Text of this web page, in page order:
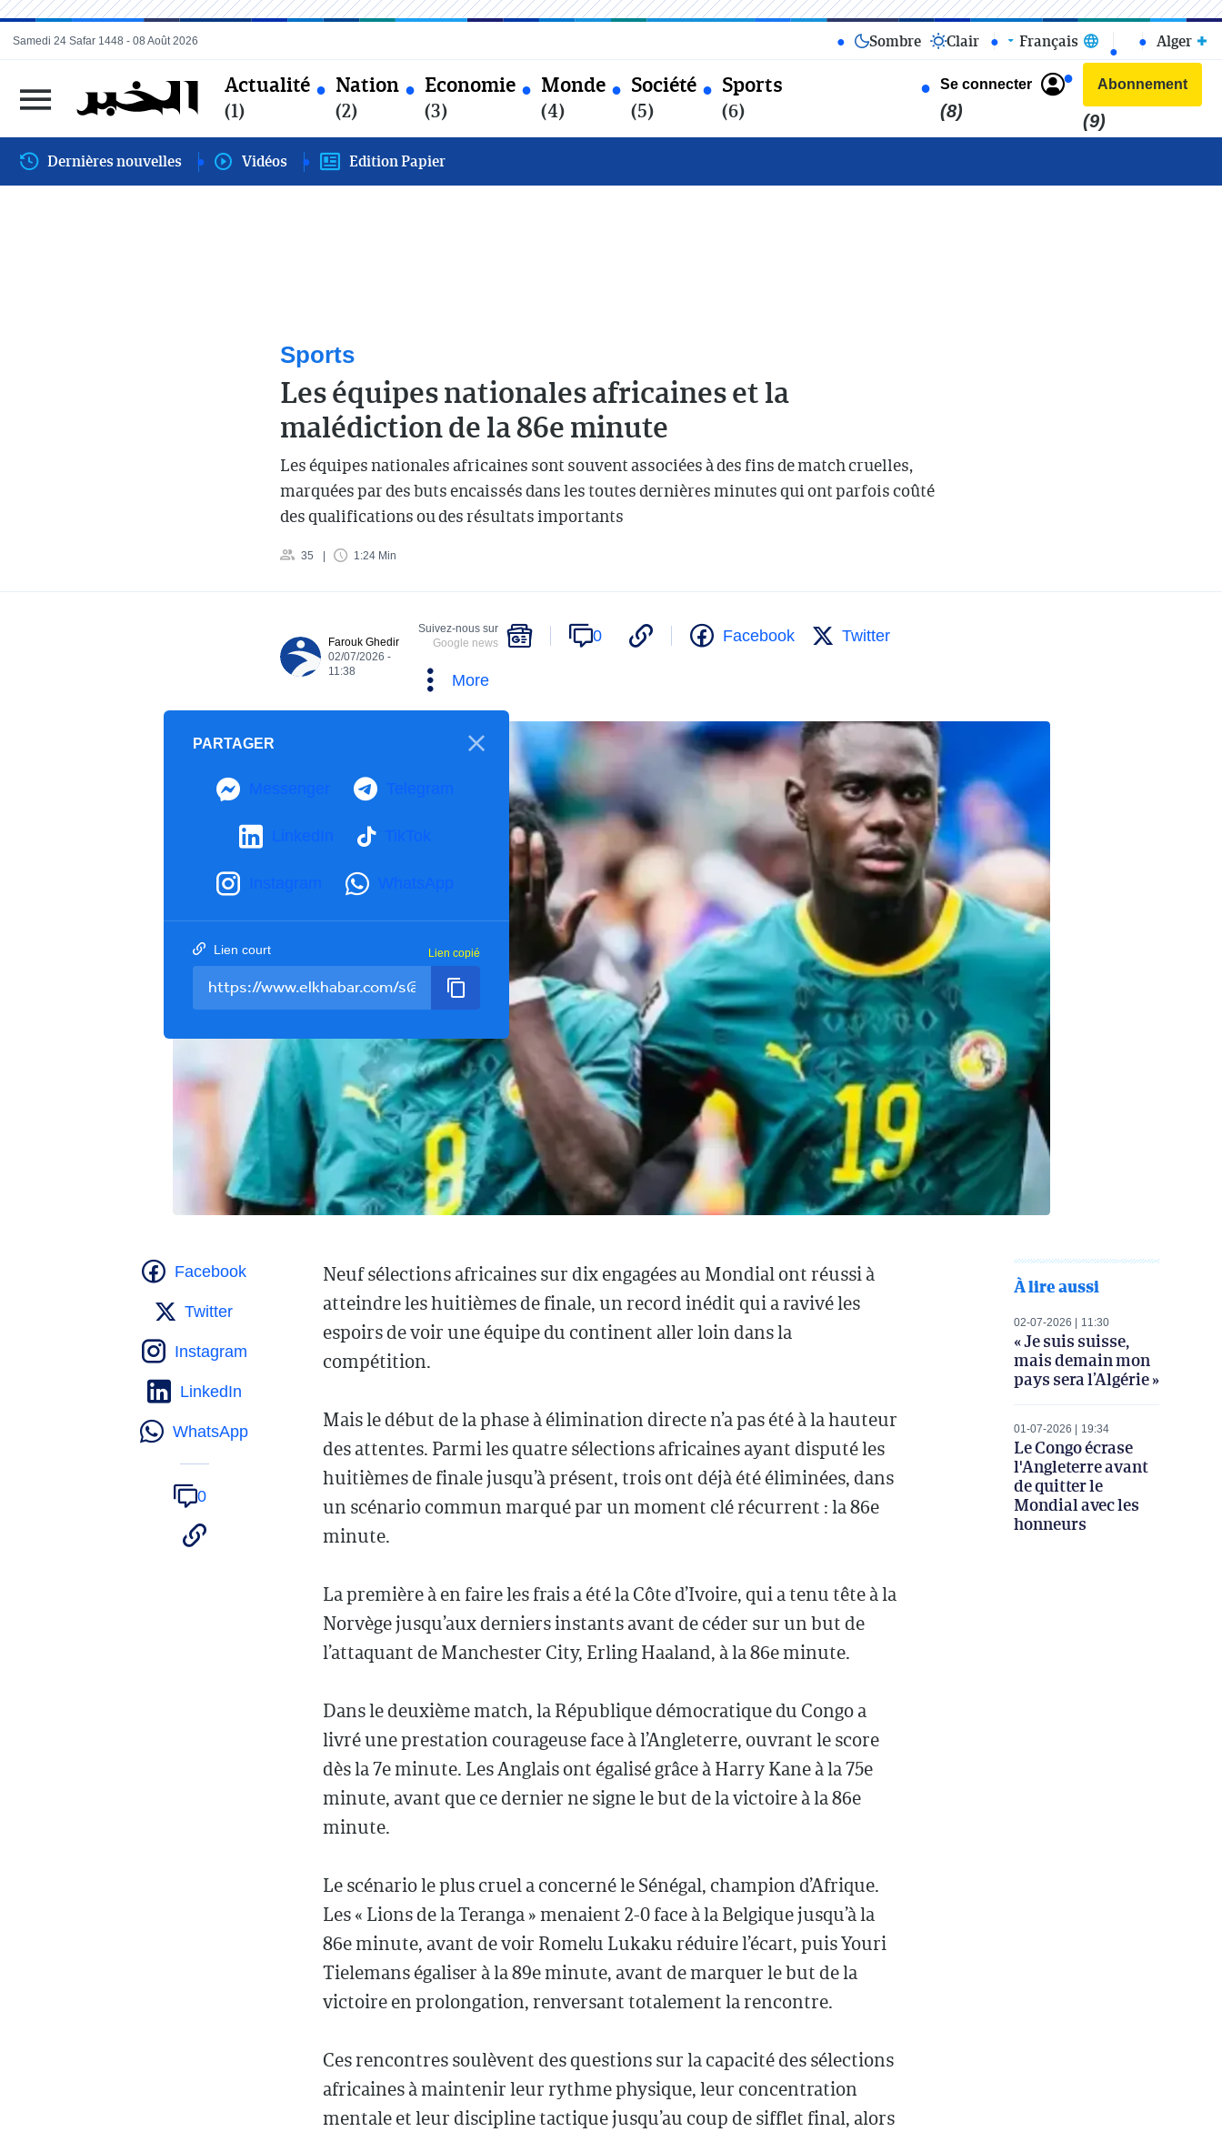
Actualité
(1)
Nation
(2)
Economie
(3)
Monde
(4)
Société
(5)
Sports
(6)
Se connecter
(8)
Abonnement
(9)
Samedi 24 Safar 1448 - 08 Août 2026 Sombre Clair Français Alger
Dernières nouvelles Vidéos Edition Papier
Sports
Les équipes nationales africaines et la
malédiction de la 86e minute
Les équipes nationales africaines sont souvent associées à des fins de match cruelles,
marquées par des buts encaissés dans les toutes dernières minutes qui ont parfois coûté
des qualifications ou des résultats importants
35 1:24 Min
Farouk Ghedir
02/07/2026 -
11:38
Suivez-nous sur
Google news
0 Facebook Twitter
More
PARTAGER
Messenger Telegram
LinkedIn TikTok
Instagram WhatsApp
Lien court Lien copié
Neuf sélections africaines sur dix engagées au Mondial ont réussi à
atteindre les huitièmes de finale, un record inédit qui a ravivé les
espoirs de voir une équipe du continent aller loin dans la
compétition.
Mais le début de la phase à élimination directe n’a pas été à la hauteur
des attentes. Parmi les quatre sélections africaines ayant disputé les
huitièmes de finale jusqu’à présent, trois ont déjà été éliminées, dans
un scénario commun marqué par un moment clé récurrent : la 86e
minute.
La première à en faire les frais a été la Côte d’Ivoire, qui a tenu tête à la
Norvège jusqu’aux derniers instants avant de céder sur un but de
l’attaquant de Manchester City, Erling Haaland, à la 86e minute.
Dans le deuxième match, la République démocratique du Congo a
livré une prestation courageuse face à l’Angleterre, ouvrant le score
dès la 7e minute. Les Anglais ont égalisé grâce à Harry Kane à la 75e
minute, avant que ce dernier ne signe le but de la victoire à la 86e
minute.
Le scénario le plus cruel a concerné le Sénégal, champion d’Afrique.
Les « Lions de la Teranga » menaient 2-0 face à la Belgique jusqu’à la
86e minute, avant de voir Romelu Lukaku réduire l’écart, puis Youri
Tielemans égaliser à la 89e minute, avant de marquer le but de la
victoire en prolongation, renversant totalement la rencontre.
Ces rencontres soulèvent des questions sur la capacité des sélections
africaines à maintenir leur rythme physique, leur concentration
mentale et leur discipline tactique jusqu’au coup de sifflet final, alors
Facebook
Twitter
Instagram
LinkedIn
WhatsApp
0
À lire aussi
02-07-2026 11:30
« Je suis suisse,
mais demain mon
pays sera l’Algérie »
01-07-2026 19:34
Le Congo écrase
l'Angleterre avant
de quitter le
Mondial avec les
honneurs